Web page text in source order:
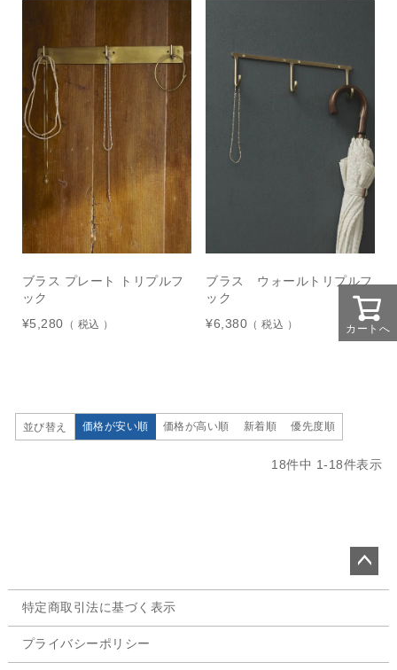
ブラス プレート トリプルフ
ック
¥5,280 税込
ブラス ウォールトリプルフ
ック
¥6,380 税込
並び替え 価格が安い順 価格が高い順 新着順 優先度順
18件中 1- 18件表示
カートへ
ペー
ップ
特定商取引法に基づく表示
プライバシーポリシー